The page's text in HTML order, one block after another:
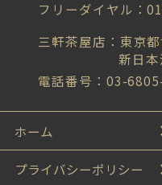
フリーダイヤル：
三軒茶屋店：東京
新日
電話番号：03-
ホーム
プライバシーポリシー